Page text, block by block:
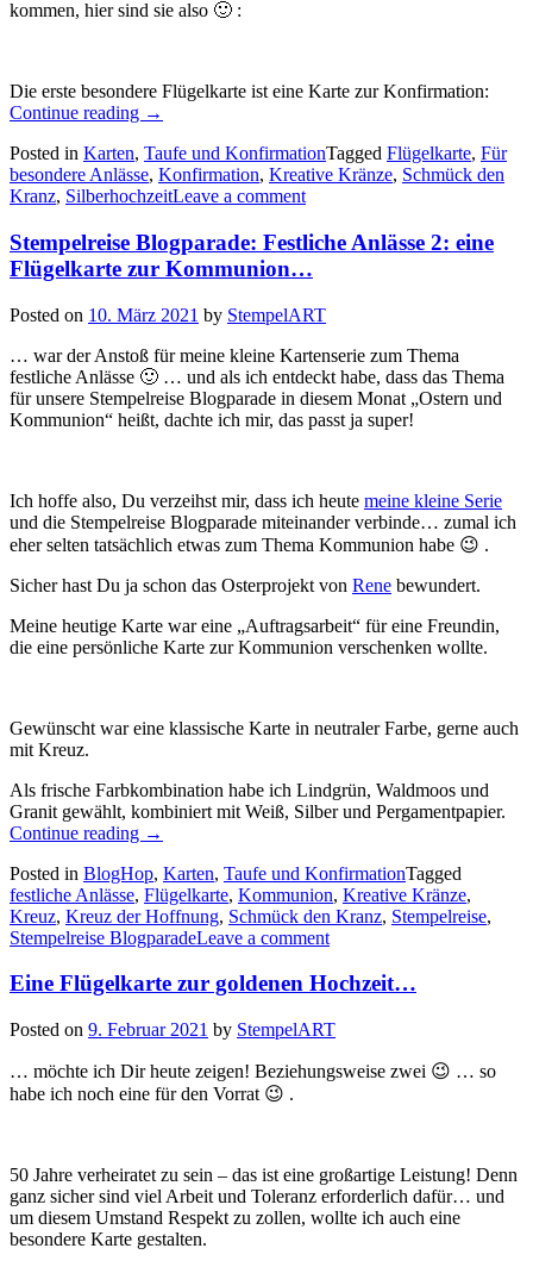
kommen, hier sind sie also 🙂 :
Die erste besondere Flügelkarte ist eine Karte zur Konfirmation:
Continue reading „Festliche
6:
ein
paar
→
Posted in Karten, Taufe und KonfirmationTagged Flügelkarte, Für
besondere Anlässe, Konfirmation, Kreative Kränze, Schmück den
Kranz, SilberhochzeitLeave a comment
Stempelreise Blogparade: Festliche Anlässe 2: eine
Flügelkarte zur Kommunion…
Posted on 10. März 2021 by StempelART
… war der Anstoß für meine kleine Kartenserie zum Thema
festliche Anlässe 🙂 … und als ich entdeckt habe, dass das Thema
für unsere Stempelreise Blogparade in diesem Monat „Ostern und
Kommunion“ heißt, dachte ich mir, das passt ja super!
Ich hoffe also, Du verzeihst mir, dass ich heute meine kleine Serie
und die Stempelreise Blogparade miteinander verbinde… zumal ich
eher selten tatsächlich etwas zum Thema Kommunion habe 😉 .
Sicher hast Du ja schon das Osterprojekt von Rene bewundert.
Meine heutige Karte war eine „Auftragsarbeit“ für eine Freundin,
die eine persönliche Karte zur Kommunion verschenken wollte.
Gewünscht war eine klassische Karte in neutraler Farbe, gerne auch
mit Kreuz.
Als frische Farbkombination habe ich Lindgrün, Waldmoos und
Granit gewählt, kombiniert mit Weiß, Silber und Pergamentpapier.
Continue reading „Stempelreise
Festliche
Anlässe
2:
eine
zur
→
Posted in BlogHop, Karten, Taufe und KonfirmationTagged
festliche Anlässe, Flügelkarte, Kommunion, Kreative Kränze,
Kreuz, Kreuz der Hoffnung, Schmück den Kranz, Stempelreise,
Stempelreise BlogparadeLeave a comment
Eine Flügelkarte zur goldenen Hochzeit…
Posted on 9. Februar 2021 by StempelART
… möchte ich Dir heute zeigen! Beziehungsweise zwei 😉 … so
habe ich noch eine für den Vorrat 😉 .
50 Jahre verheiratet zu sein – das ist eine großartige Leistung! Denn
ganz sicher sind viel Arbeit und Toleranz erforderlich dafür… und
um diesem Umstand Respekt zu zollen, wollte ich auch eine
besondere Karte gestalten.